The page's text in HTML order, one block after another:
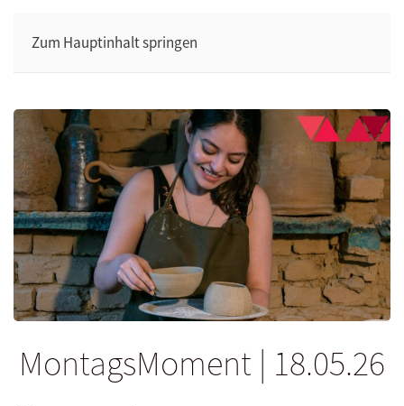
Zum Hauptinhalt springen
MontagsMoment | 18.05.26